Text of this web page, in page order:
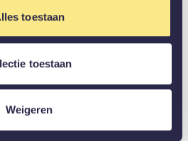
toestaan
toestaan
Weigeren